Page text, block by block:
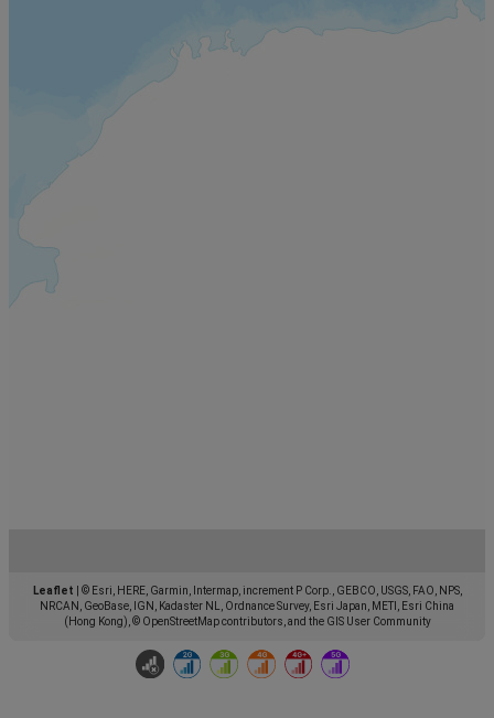
Leaflet
© Esri, HERE, Garmin, Intermap, increment P Corp., GEBCO, USGS, FAO, NPS,
NRCAN, GeoBase, IGN, Kadaster NL, Ordnance Survey, Esri Japan, METI, Esri China
(Hong Kong), © OpenStreetMap contributors, and the GIS User Community